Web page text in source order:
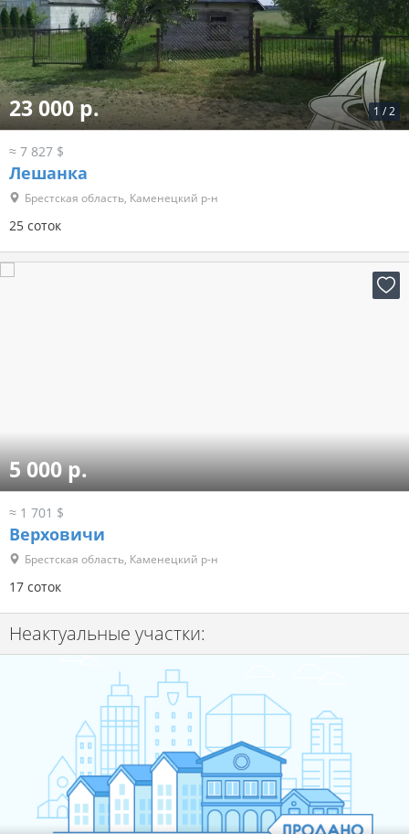
1 /2
23 000 р.
≈ 7 827 $
Лешанка
Брестская область, Каменецкий р-н
25 соток
5 000 р.
≈ 1 701 $
Верховичи
Брестская область, Каменецкий р-н
17 соток
Неактуальные участки: